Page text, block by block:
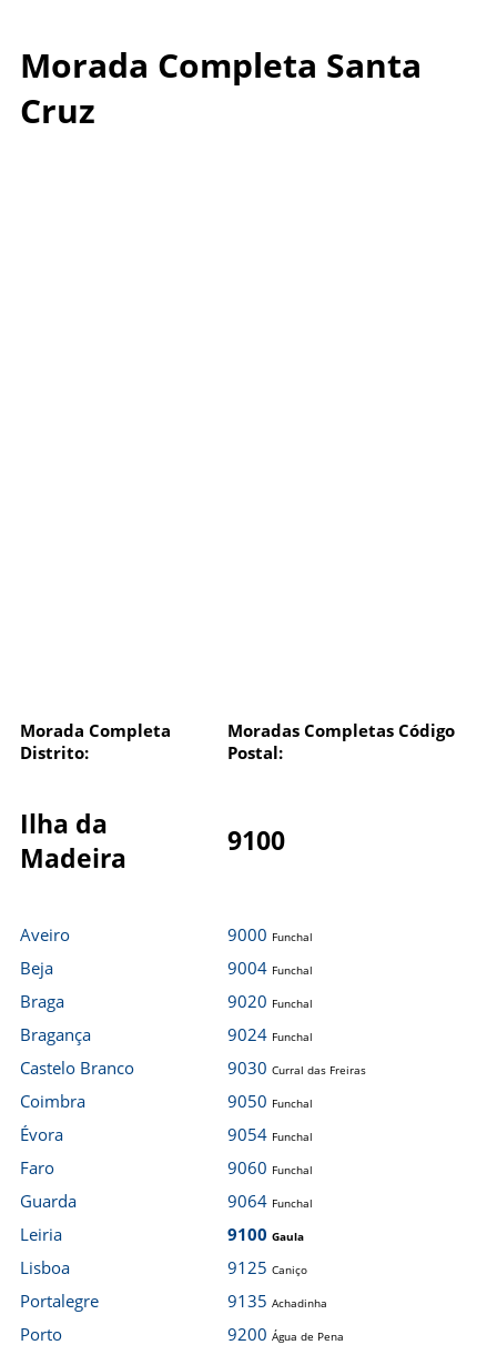
Morada Completa Santa
Cruz
Morada Completa
Distrito:
Moradas Completas Código
Postal:
Ilha da
Madeira
9100
Aveiro
Beja
Braga
Bragança
Castelo Branco
Coimbra
Évora
Faro
Guarda
Leiria
Lisboa
Portalegre
Porto
9000 Funchal
9004 Funchal
9020 Funchal
9024 Funchal
9030 Curral das Freiras
9050 Funchal
9054 Funchal
9060 Funchal
9064 Funchal
9100 Gaula
9125 Caniço
9135 Achadinha
9200 Água de Pena